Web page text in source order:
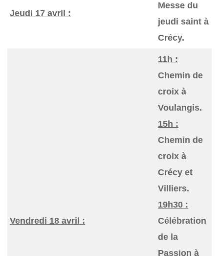
Jeudi 17 avril :
Messe du
jeudi saint à
Crécy.
Vendredi 18 avril :
11h :
Chemin de
croix à
Voulangis.
15h :
Chemin de
croix à
Crécy et
Villiers.
19h30 :
Célébration
de la
Passion à